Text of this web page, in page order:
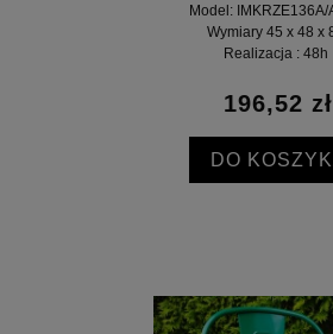
Model: IMKRZE136A/
Wymiary 45 x 48 x
Realizacja : 48h
196,52 zł
DO